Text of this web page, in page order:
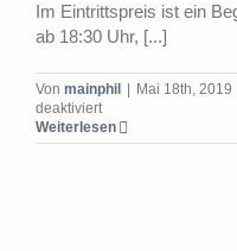
Im Eintrittspreis ist ein
ab 18:30 Uhr, [...]
Von mainphil Mai 18th, 2019
deaktiviertfür
Maivergnügen!
Weiterlesen